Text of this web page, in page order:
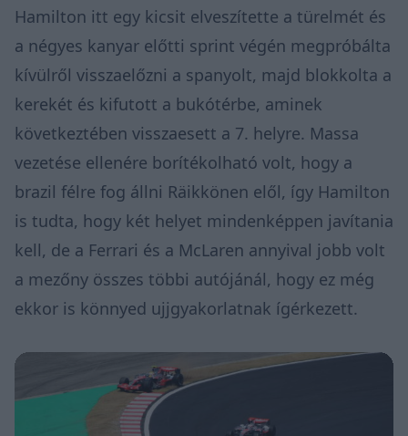
Hamilton itt egy kicsit elveszítette a türelmét és
a négyes kanyar előtti sprint végén megpróbálta
kívülről visszaelőzni a spanyolt, majd blokkolta a
kerekét és kifutott a bukótérbe, aminek
következtében visszaesett a 7. helyre. Massa
vezetése ellenére borítékolható volt, hogy a
brazil félre fog állni Räikkönen elől, így Hamilton
is tudta, hogy két helyet mindenképpen javítania
kell, de a Ferrari és a McLaren annyival jobb volt
a mezőny összes többi autójánál, hogy ez még
ekkor is könnyed ujjgyakorlatnak ígérkezett.